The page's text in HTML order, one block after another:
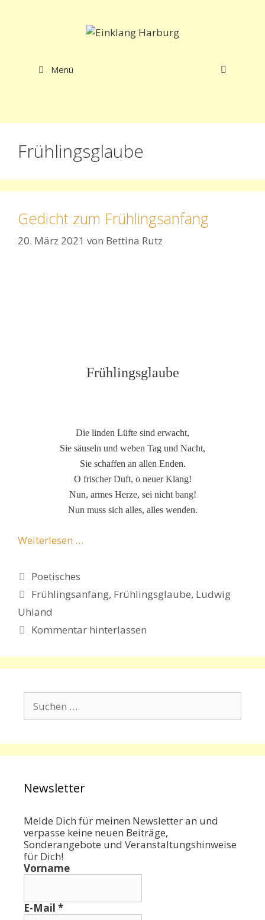
Menü
Frühlingsglaube
Gedicht zum Frühlingsanfang
20. März 2021 von Bettina Rutz
Frühlingsglaube
Die linden Lüfte sind erwacht,
Sie säuseln und weben Tag und Nacht,
Sie schaffen an allen Enden.
O frischer Duft, o neuer Klang!
Nun, armes Herze, sei nicht bang!
Nun muss sich alles, alles wenden.
Weiterlesen …
Kategorien
Poetisches
Schlagwörter
Frühlingsanfang, Frühlingsglaube, Ludwig
Uhland
Kommentar hinterlassen
nach:
Newsletter
Melde Dich für meinen Newsletter an und
verpasse keine neuen Beiträge,
Sonderangebote und Veranstaltungshinweise
für Dich!
Vorname
E-Mail *